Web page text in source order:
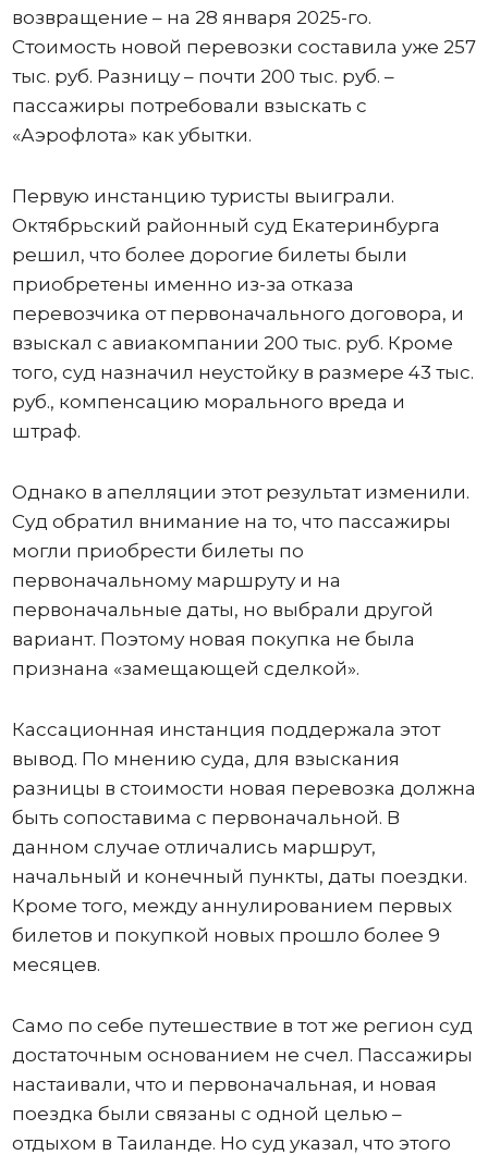
возвращение – на 28 января 2025-го.
Стоимость новой перевозки составила уже 257
тыс. руб. Разницу – почти 200 тыс. руб. –
пассажиры потребовали взыскать с
«Аэрофлота» как убытки.
Первую инстанцию туристы выиграли.
Октябрьский районный суд Екатеринбурга
решил, что более дорогие билеты были
приобретены именно из-за отказа
перевозчика от первоначального договора, и
взыскал с авиакомпании 200 тыс. руб. Кроме
того, суд назначил неустойку в размере 43 тыс.
руб., компенсацию морального вреда и
штраф.
Однако в апелляции этот результат изменили.
Суд обратил внимание на то, что пассажиры
могли приобрести билеты по
первоначальному маршруту и на
первоначальные даты, но выбрали другой
вариант. Поэтому новая покупка не была
признана «замещающей сделкой».
Кассационная инстанция поддержала этот
вывод. По мнению суда, для взыскания
разницы в стоимости новая перевозка должна
быть сопоставима с первоначальной. В
данном случае отличались маршрут,
начальный и конечный пункты, даты поездки.
Кроме того, между аннулированием первых
билетов и покупкой новых прошло более 9
месяцев.
Само по себе путешествие в тот же регион суд
достаточным основанием не счел. Пассажиры
настаивали, что и первоначальная, и новая
поездка были связаны с одной целью –
отдыхом в Таиланде. Но суд указал, что этого